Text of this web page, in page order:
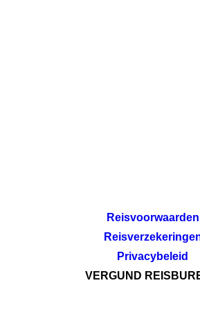
Reisvoorwaarden
Privacybeleid
VERGUND